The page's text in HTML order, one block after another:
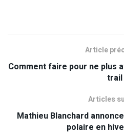
Article
Comment faire pour ne plus
trail
Articles
Mathieu Blanchard
polaire en